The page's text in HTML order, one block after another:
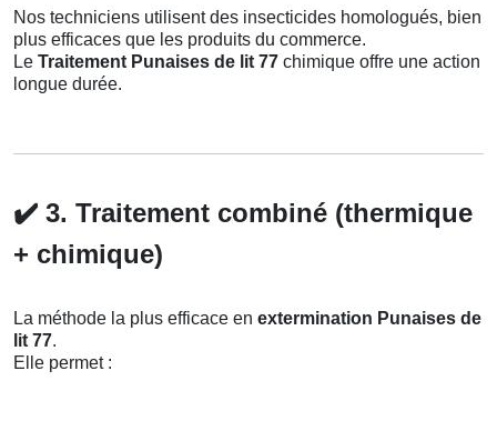
Nos techniciens utilisent des insecticides homologués, bien
plus efficaces que les produits du commerce.
Le Traitement Punaises de lit 77 chimique offre une action
longue durée.
✔️ 3. Traitement combiné (thermique
+ chimique)
La méthode la plus efficace en extermination Punaises de
lit 77.
Elle permet :